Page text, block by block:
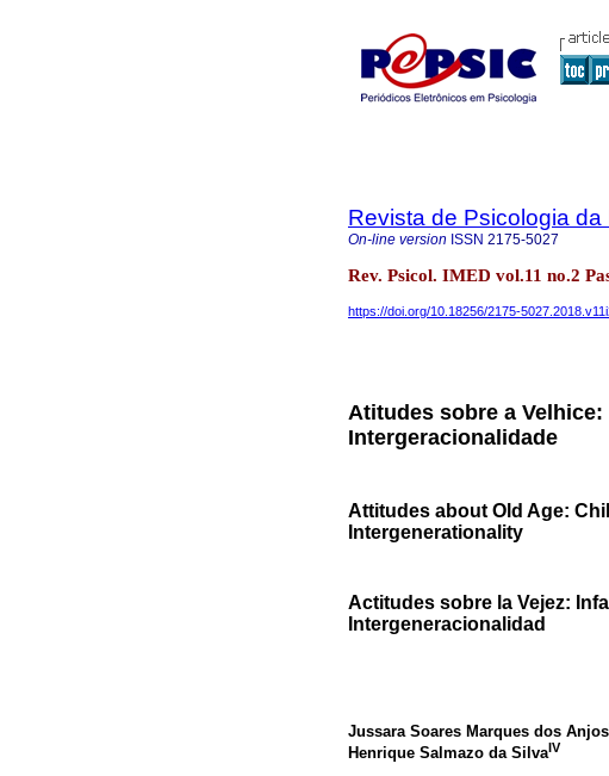
Revista de Psicologia da
On-line version ISSN 2175-5027
Rev. Psicol. IMED vol.11 no.2
https://doi.org/10.18256/2175-
Atitudes sobre a
Intergeracionalidade
Attitudes about Old Age:
Intergenerationality
Actitudes sobre la Vejez:
Intergeneracionalidad
Jussara Soares Marques dos Anjos
Henrique Salmazo da SilvaIV